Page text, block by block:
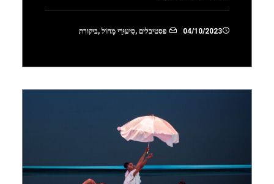
04/10/2023 פסטיבלים ,סִיעוּרֵי מָחוֹל ,ביקורת